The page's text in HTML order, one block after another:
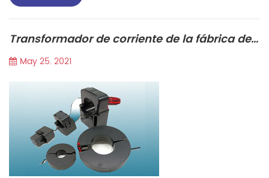
super-rapidamente solidificado, los átomos no puede
aleaciones amorfas. Las aleaciones amorfas con trastorno
de largo alcance p...
Transformador de corriente de la fábrica de alta precisión de la fábrica
May 25. 2021